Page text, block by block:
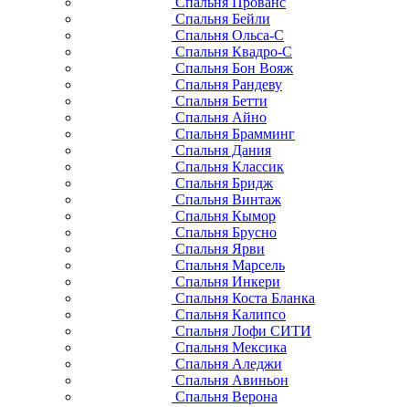
Спальня Бейли
Спальня Ольса-С
Спальня Квадро-С
Спальня Бон Вояж
Спальня Рандеву
Спальня Бетти
Спальня Айно
Спальня Брамминг
Спальня Дания
Спальня Классик
Спальня Бридж
Спальня Винтаж
Спальня Кымор
Спальня Брусно
Спальня Ярви
Спальня Марсель
Спальня Инкери
Спальня Коста Бланка
Спальня Калипсо
Спальня Лофи СИТИ
Спальня Мексика
Спальня Аледжи
Спальня Авиньон
Спальня Верона